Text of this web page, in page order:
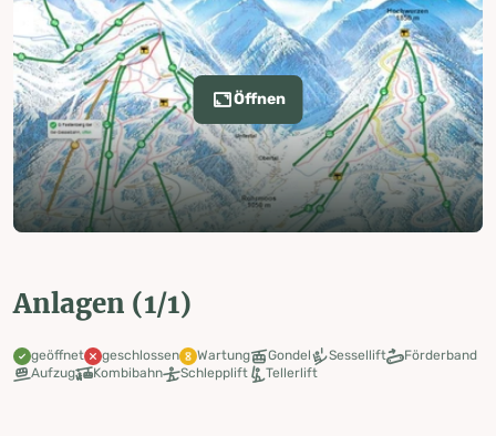
Öffnen
Anlagen (1/1)
geöffnet geschlossen Wartung Gondel Sessellift
Förderband
Aufzug
Kombibahn Schlepplift Tellerlift